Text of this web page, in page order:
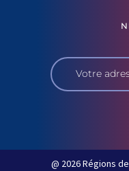
@ 2026 Régions